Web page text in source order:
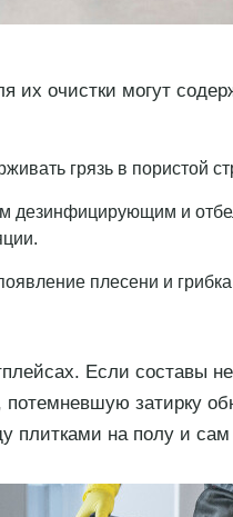
их очистки могут
грязь в пористой
дезинфицирующим и
плесени и
Если составы
затирку
плитками на полу и